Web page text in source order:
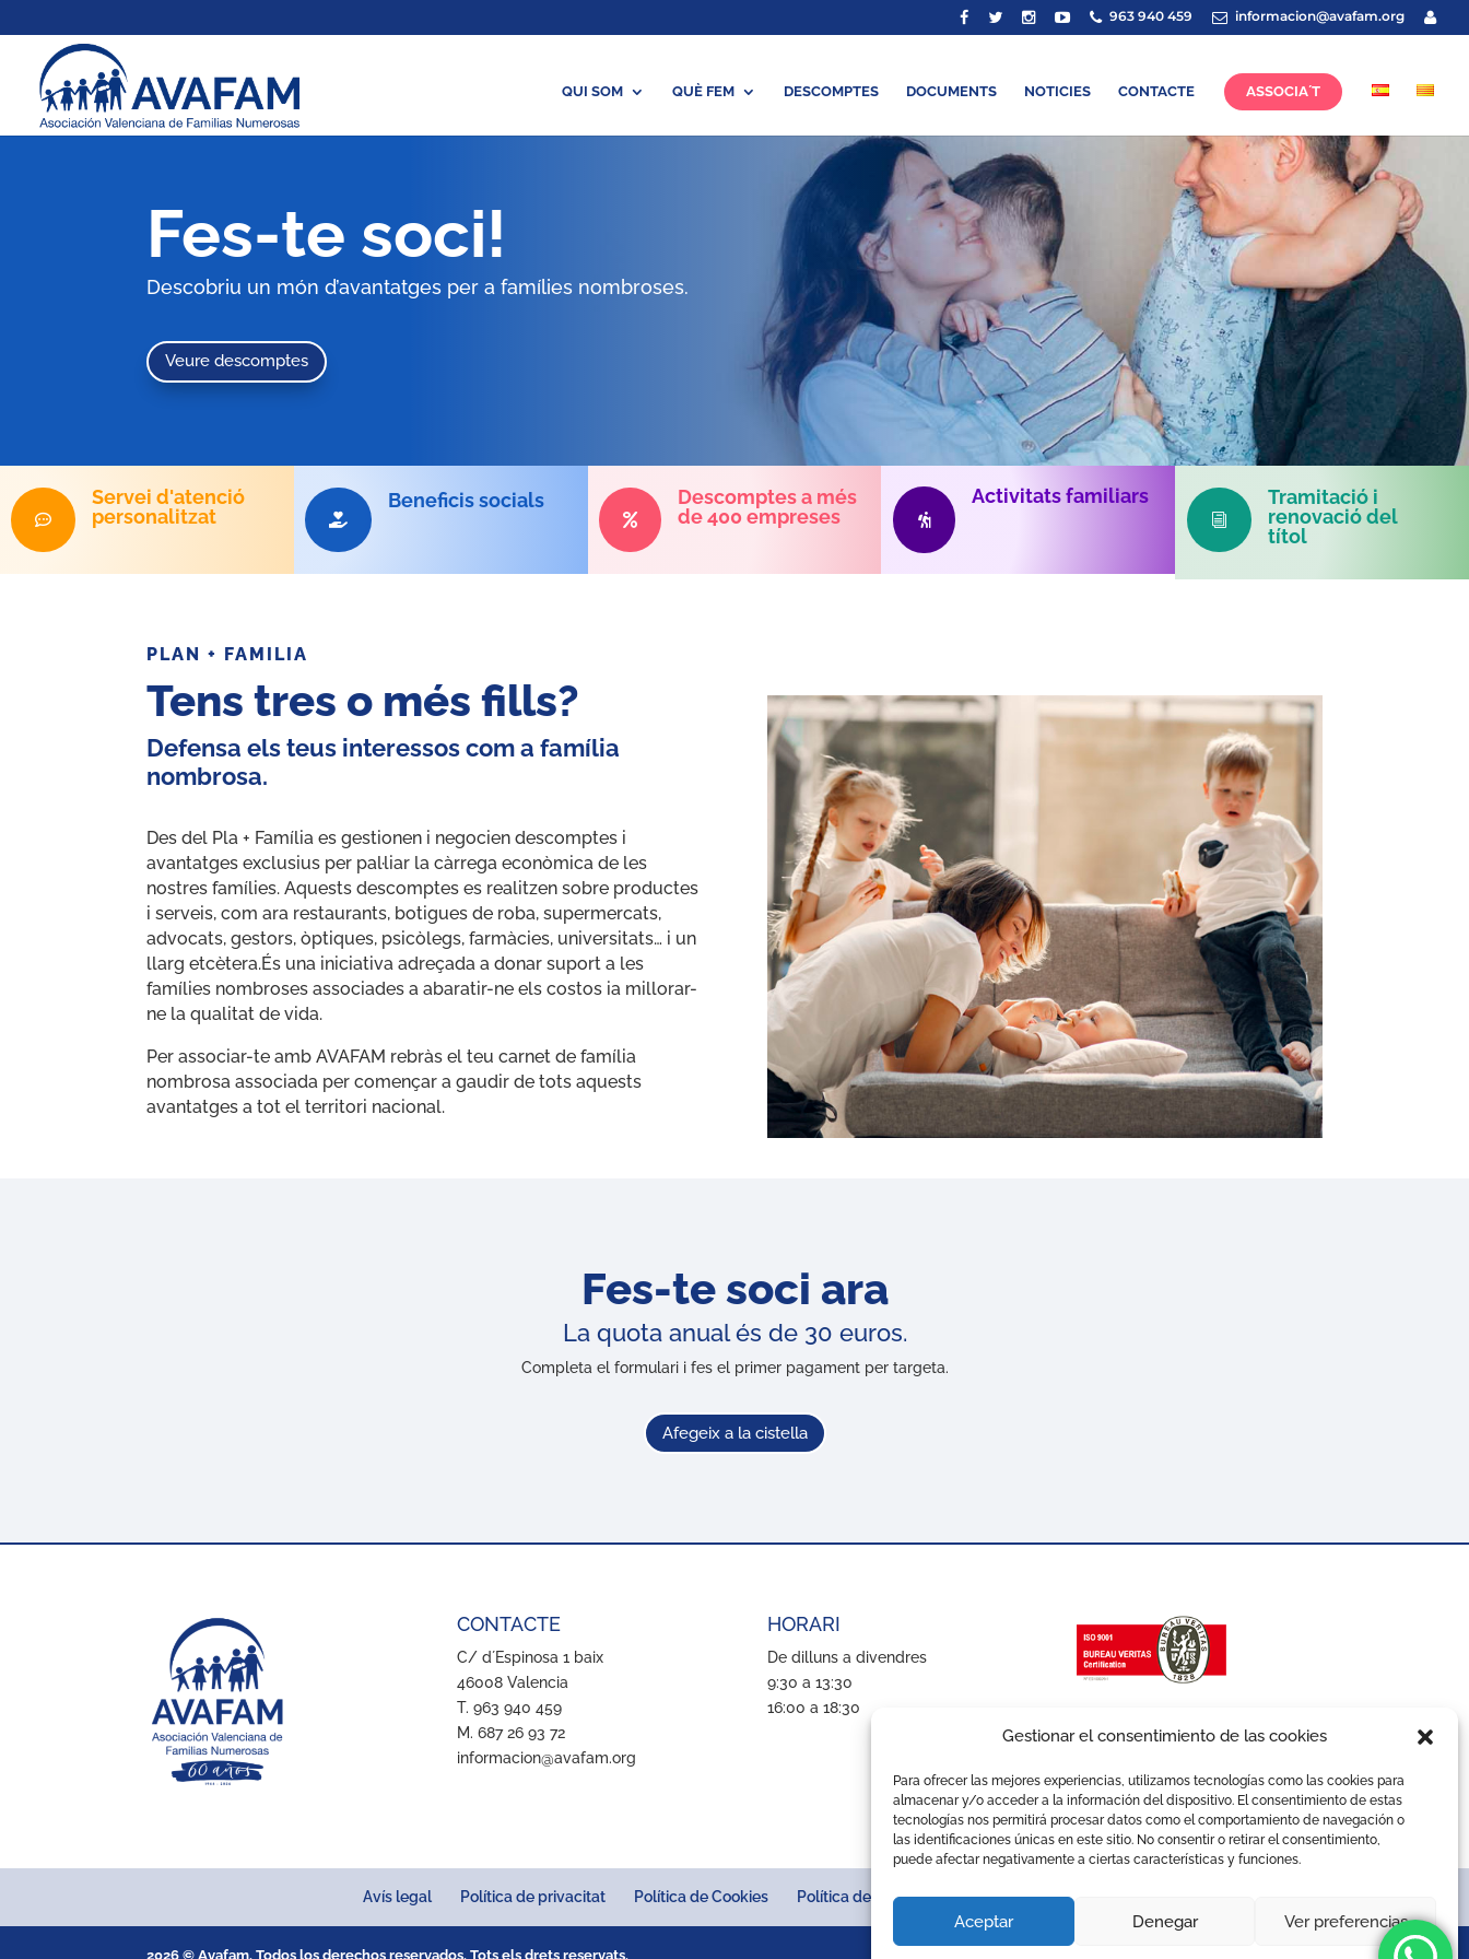
Gestionar el consentimiento de las cookies
Para ofrecer las mejores experiencias, utilizamos tecnologías como las cookies para
almacenar y/o acceder a la información del dispositivo. El consentimiento de estas
tecnologías nos permitirá procesar datos como el comportamiento de navegación o
las identificaciones únicas en este sitio. No consentir o retirar el consentimiento,
puede afectar negativamente a ciertas características y funciones.
Aceptar Denegar Ver preferencias
963 940 459 informacion@avafam.org
QUI SOM QUÈ FEM DESCOMPTES DOCUMENTS NOTICIES CONTACTE ASSOCIA´T
Fes-te soci!
Descobriu un món d’avantatges per a famílies nombroses.
Veure descomptes

Servei d'atenció
personalitzat

Beneficis socials

Descomptes a més
de 400 empreses

Activitats familiars
i
Tramitació i
renovació del
títol
PLAN + FAMILIA
Tens tres o més fills?
Defensa els teus interessos com a família
nombrosa.
Des del Pla + Família es gestionen i negocien descomptes i
avantatges exclusius per pal·liar la càrrega econòmica de les
nostres famílies. Aquests descomptes es realitzen sobre productes
i serveis, com ara restaurants, botigues de roba, supermercats,
advocats, gestors, òptiques, psicòlegs, farmàcies, universitats… i un
llarg etcètera.És una iniciativa adreçada a donar suport a les
famílies nombroses associades a abaratir-ne els costos ia millorar-
ne la qualitat de vida.
Per associar-te amb AVAFAM rebràs el teu carnet de família
nombrosa associada per començar a gaudir de tots aquests
avantatges a tot el territori nacional.
Fes-te soci ara
La quota anual és de 30 euros.
Completa el formulari i fes el primer pagament per targeta.
Afegeix a la cistella
CONTACTE
C/ d´Espinosa 1 baix
46008 Valencia
T. 963 940 459
M. 687 26 93 72
informacion@avafam.org
HORARI
De dilluns a divendres
9:30 a 13:30
16:00 a 18:30
Avís legal Política de privacitat Política de Cookies Política de qualitat Política d’Igualtat
2026 © Avafam. Todos los derechos reservados. Tots els drets reservats.